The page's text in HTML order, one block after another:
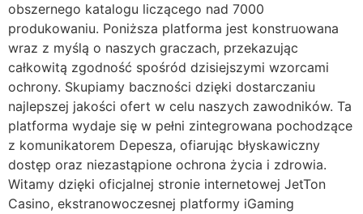
obszernego katalogu liczącego nad 7000
produkowaniu. Poniższa platforma jest konstruowana
wraz z myślą o naszych graczach, przekazując
całkowitą zgodność spośród dzisiejszymi wzorcami
ochrony. Skupiamy baczności dzięki dostarczaniu
najlepszej jakości ofert w celu naszych zawodników. Ta
platforma wydaje się w pełni zintegrowana pochodzące
z komunikatorem Depesza, ofiarując błyskawiczny
dostęp oraz niezastąpione ochrona życia i zdrowia.
Witamy dzięki oficjalnej stronie internetowej JetTon
Casino, ekstranowoczesnej platformy iGaming